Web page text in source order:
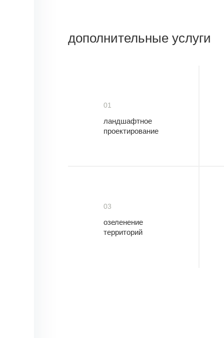
дополнительные услуги
01
ландшафтное
проектирование
03
озеленение
территорий